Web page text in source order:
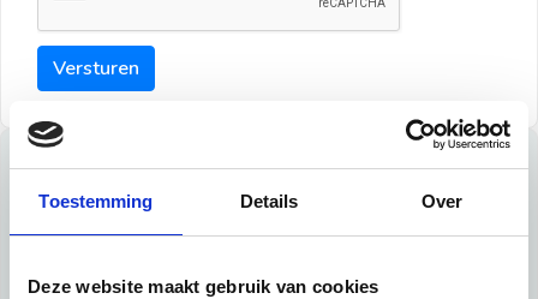
Toestemming Details Over
Deze website maakt gebruik van cookies
Versturen
Tips
Tip 1: